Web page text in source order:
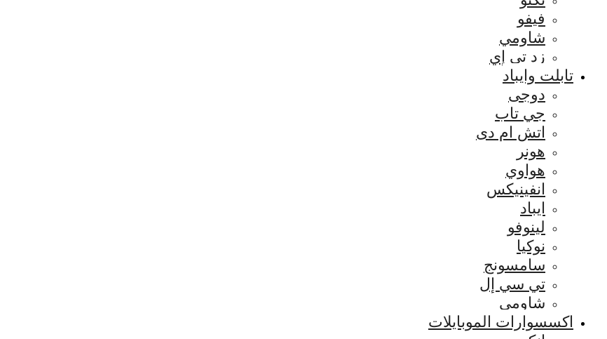
فيفو
شاومي
زد تي إي
تابلت وايباد
دوجى
جي تاب
اتش ام دى
هونر
هواوي
انفينيكس
ايباد
لينوفو
نوكيا
سامسونج
تي سي إل
شاومي
اكسسوارات الموبايلات